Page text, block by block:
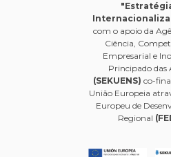
com o apoio da
Ciência,
Empresarial e
Principado das
(SEKUENS) co-
União Europeia
Europeu de
Regional